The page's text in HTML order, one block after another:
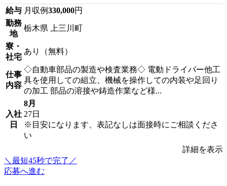
給与 月収例330,000円
勤務
地
栃木県 上三川町
寮・
社宅
あり（無料）
仕事
内容
◇自動車部品の製造や検査業務◇ 電動ドライバー他工
具を使用しての組立、機械を操作しての内装や足回り
の加工 部品の溶接や鋳造作業など様...
入社
日
8月
27日
※目安になります、表記なしは面接時にご相談くださ
い
詳細を表示
＼最短45秒で完了／
応募へ進む